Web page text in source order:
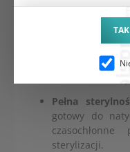
operacyjnego.
Diagnostyce:
wymagających
Kluczowe zalety:
Pełna
gotowy do
sterylizacji.